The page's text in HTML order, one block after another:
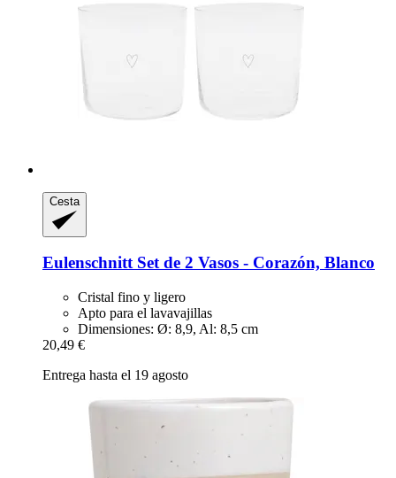
Cesta
EulenschnittSet de 2 Vasos -​ Corazón, Blanco
Cristal fino y ligero
Apto para el lavavajillas
Dimensiones: Ø: 8,9, Al: 8,5 cm
20,49 €
Entrega hasta el 19 agosto